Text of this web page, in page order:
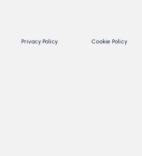
Privacy Policy Cookie Policy